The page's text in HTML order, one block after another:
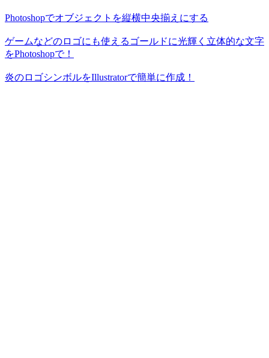
Photoshopでオブジェクトを縦横中央揃えにする
ゲームなどのロゴにも使えるゴールドに光輝く立体的な文字
をPhotoshopで！
炎のロゴシンボルをIllustratorで簡単に作成！